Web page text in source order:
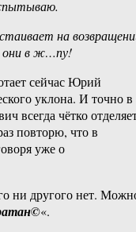
на
они в ж…пу!
сейчас Юрий
уклона. И точно в
всегда чётко
повторю, что в
уже о
ни другого нет.
«.